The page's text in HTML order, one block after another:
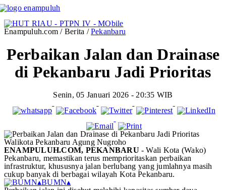
Enampuluh.com / Berita /Pekanbaru
Perbaikan Jalan dan Drainase
di Pekanbaru Jadi Prioritas
Senin, 05 Januari 2026 - 20:35 WIB
Walikota Pekanbaru Agung Nugroho
ENAMPULUH.COM, PEKANBARU - Wali Kota (Wako)
Pekanbaru, memastikan terus memprioritaskan perbaikan
infrastruktur, khususnya jalan berlubang yang jumlahnya masih
cukup banyak di berbagai wilayah Kota Pekanbaru.
▴BUMN▴